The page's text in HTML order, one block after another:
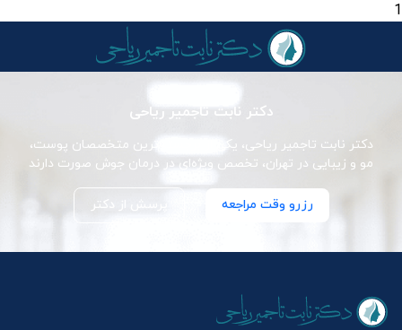
1
دکتر نابت تاجمیر ریاحی
دکتر نابت تاجمیر ریاحی، یکی از برجسته‌ترین متخصصان پوست،
مو و زیبایی در تهران، تخصص ویژه‌ای در درمان جوش صورت دارند
رزرو وقت مراجعه پرسش از دکتر